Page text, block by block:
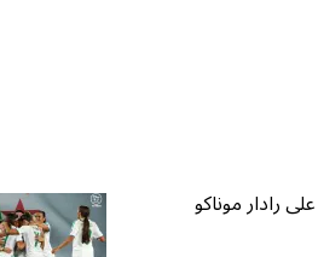
رادار موناكو